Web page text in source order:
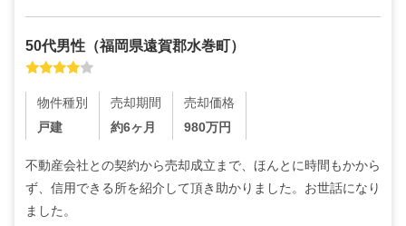
50代男性 （福岡県遠賀郡水巻町）
物件種別
戸建
売却期間
約6ヶ月
売却価格
980万円
不動産会社との契約から売却成立まで、ほんとに時間もかから
ず、信用できる所を紹介して頂き助かりました。お世話になり
ました。